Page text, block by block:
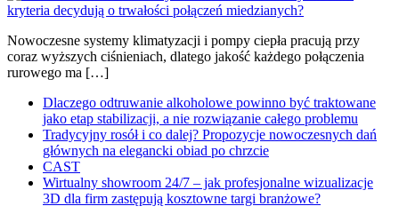
Nowoczesne systemy klimatyzacji i pompy ciepła pracują przy
coraz wyższych ciśnieniach, dlatego jakość każdego połączenia
rurowego ma […]
Dlaczego odtruwanie alkoholowe powinno być traktowane
jako etap stabilizacji, a nie rozwiązanie całego problemu
Tradycyjny rosół i co dalej? Propozycje nowoczesnych dań
głównych na elegancki obiad po chrzcie
CAST
Wirtualny showroom 24/7 – jak profesjonalne wizualizacje
3D dla firm zastępują kosztowne targi branżowe?